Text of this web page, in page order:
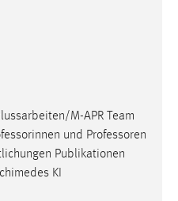
M-APR Team
und Professoren
Publikationen
KI